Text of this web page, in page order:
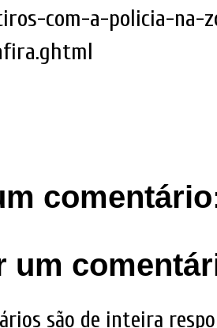
com-a-policia-na-
um
são de inteira